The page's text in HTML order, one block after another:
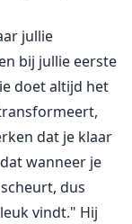
van
Safyer,
snauwde
en zal dat
om te
om kunt
of iemand
zijn."
jullie
bij jullie eerste
doet altijd het
dat je klaar
wanneer je
dus
vindt." Hij